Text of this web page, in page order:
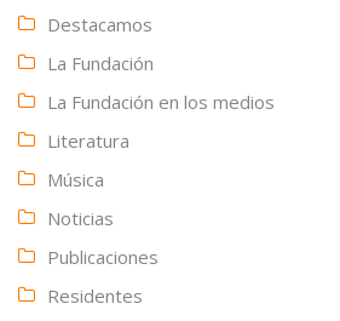
Destacamos
La Fundación
La Fundación en los medios
Literatura
Música
Noticias
Publicaciones
Residentes